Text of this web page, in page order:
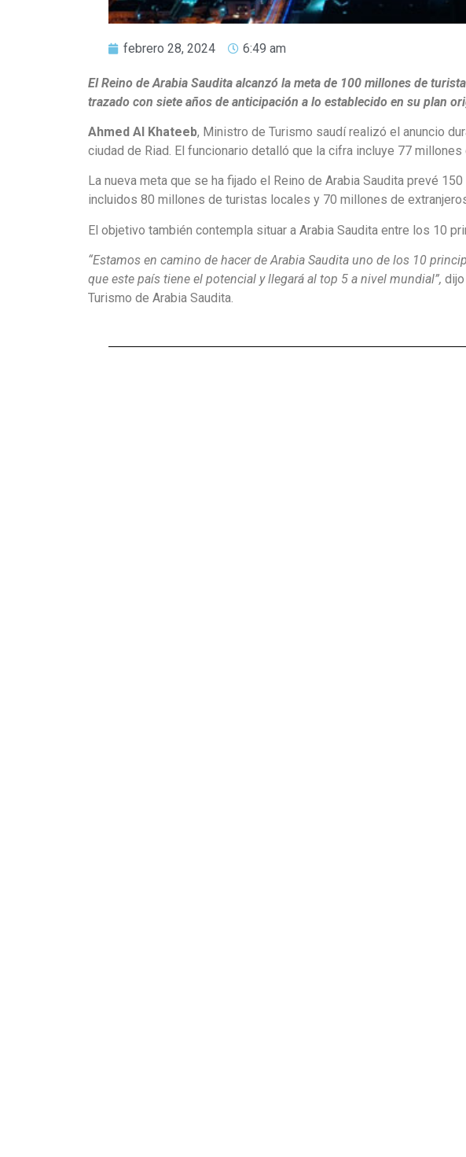
febrero 28, 2024 6:49 am
El Reino de Arabia Saudita alcanzó la meta de 100 millones de
trazado con siete años de anticipación a lo establecido en su plan
Ahmed Al Khateeb, Ministro de Turismo saudí realizó el anuncio
ciudad de Riad. El funcionario detalló que la cifra incluye 77
La nueva meta que se ha fijado el Reino de Arabia Saudita prevé
incluidos 80 millones de turistas locales y 70 millones de
El objetivo también contempla situar a Arabia Saudita entre los 10
“Estamos en camino de hacer de Arabia Saudita uno de los 10
que este país tiene el potencial y llegará al top 5 a nivel mundial”, dijo
Turismo de Arabia Saudita.